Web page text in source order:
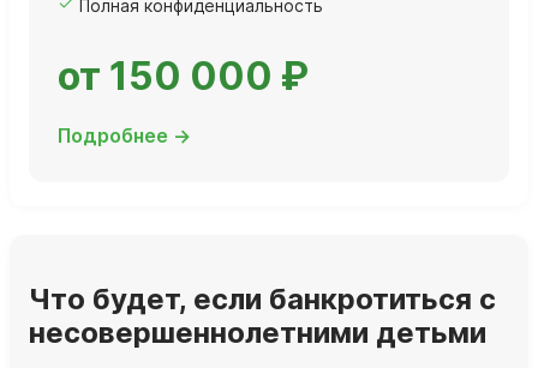
Полная конфиденциальность
от 150 000 ₽
Подробнее →
Что будет, если банкротиться с
несовершеннолетними детьми